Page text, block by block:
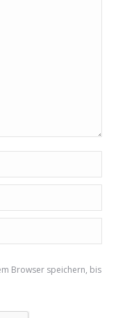
Browser speichern, bis